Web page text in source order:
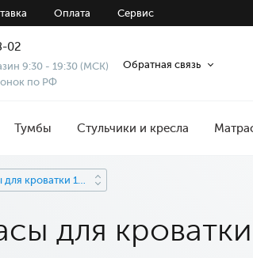
Оплата Сервис
02
9:30 - 19:30 (МСК)
по РФ
Обратная связь
Тумбы Стульчики и кресла
кроватки 140x70
для